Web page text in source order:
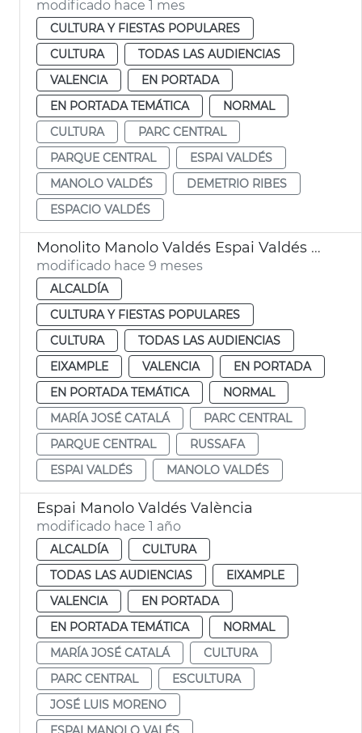
modificado hace 1 mes
CULTURA Y FIESTAS POPULARES
CULTURA
TODAS LAS AUDIENCIAS
VALENCIA
EN PORTADA
EN PORTADA TEMÁTICA
NORMAL
CULTURA
PARC CENTRAL
PARQUE CENTRAL
ESPAI VALDÉS
MANOLO VALDÉS
DEMETRIO RIBES
ESPACIO VALDÉS
Monolito Manolo Valdés Espai Valdés València
modificado hace 9 meses
ALCALDÍA
CULTURA Y FIESTAS POPULARES
CULTURA
TODAS LAS AUDIENCIAS
EIXAMPLE
VALENCIA
EN PORTADA
EN PORTADA TEMÁTICA
NORMAL
MARÍA JOSÉ CATALÁ
PARC CENTRAL
PARQUE CENTRAL
RUSSAFA
ESPAI VALDÉS
MANOLO VALDÉS
Espai Manolo Valdés València
modificado hace 1 año
ALCALDÍA
CULTURA
TODAS LAS AUDIENCIAS
EIXAMPLE
VALENCIA
EN PORTADA
EN PORTADA TEMÁTICA
NORMAL
MARÍA JOSÉ CATALÁ
CULTURA
PARC CENTRAL
ESCULTURA
JOSÉ LUIS MORENO